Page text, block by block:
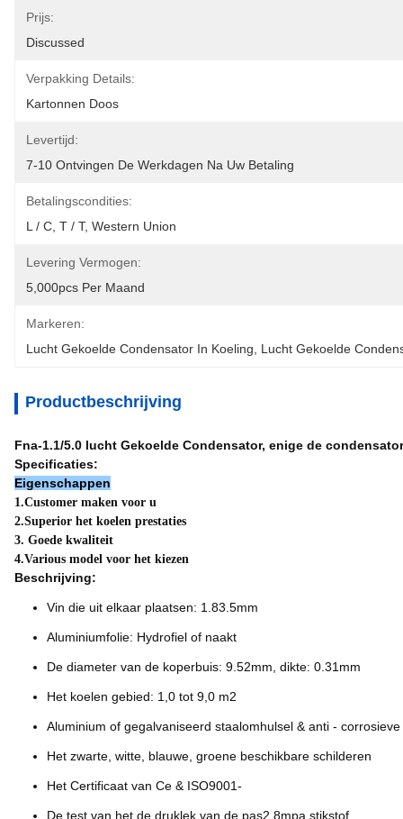
Prijs:
Discussed
Verpakking Details:
Kartonnen Doos
Levertijd:
7-10 Ontvingen De Werkdagen Na Uw Betaling
Betalingscondities:
L / C, T / T, Western Union
Levering Vermogen:
5,000pcs Per Maand
Markeren:
Lucht Gekoelde Condensator In Koeling
Lucht Gekoelde
Productbeschrijving
Fna-1.1/5.0 lucht Gekoelde Condensator, enige de
Specificaties:
Eigenschappen
1.Customer maken voor u
2.Superior het koelen prestaties
3. Goede kwaliteit
4.Various model voor het kiezen
Beschrijving:
Vin die uit elkaar plaatsen: 1.83.5mm
Aluminiumfolie: Hydrofiel of naakt
De diameter van de koperbuis: 9.52mm, dikte: 0.31mm
Het koelen gebied: 1,0 tot 9,0 m2
Aluminium of gegalvaniseerd staalomhulsel & anti -
Het zwarte, witte, blauwe, groene beschikbare schilderen
Het Certificaat van Ce & ISO9001-
De test van het de druklek van de pas2.8mpa stikstof